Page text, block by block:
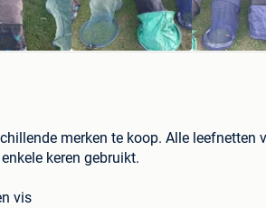
merken te koop. Alle leefnetten
keren gebruikt.
vis